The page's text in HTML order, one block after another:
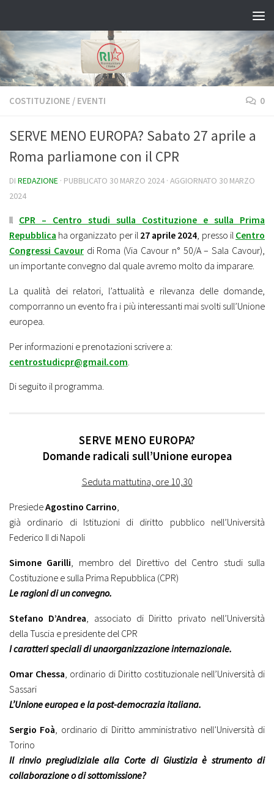
COSTITUZIONE / EVENTI 0
SERVE MENO EUROPA? Sabato 27 aprile a
Roma parliamone con il CPR
DI REDAZIONE · PUBBLICATO 30 MARZO 2024 · AGGIORNATO 30 MARZO
2024
Il CPR – Centro studi sulla Costituzione e sulla Prima
Repubblica ha organizzato per il 27 aprile 2024 , presso il Centro
Congressi Cavourdi Roma (Via Cavour n° 50/A – Sala Cavour),
un importante convegno dal quale avremo molto da imparare.
La qualità dei relatori, l’attualità e rilevanza delle domande,
comporranno un evento fra i più interessanti mai svolti sull’Unione
europea.
Per informazioni e prenotazioni scrivere a:
centrostudicpr@gmail.com
Di seguito il programma.
SERVE MENO EUROPA?
Domande radicali sull’Unione europea
Seduta mattutina, ore 10,30
PresiedeAgostino Carrino,
già ordinario di Istituzioni di diritto pubblico nell’Università
Federico II di Napoli
Simone Garilli, membro del Direttivo del Centro studi sulla
Costituzione e sulla Prima Repubblica (CPR)
Le ragioni di un convegno.
Stefano D’Andrea, associato di Diritto privato nell’Università
della Tuscia e presidente del CPR
I caratteri speciali di unaorganizzazione internazionale.
Omar Chessa , ordinario di Diritto costituzionale nell’Università di
Sassari
L’Unione europea e la post-democrazia italiana.
Sergio Foà , ordinario di Diritto amministrativo nell’Università di
Torino
Il rinvio pregiudiziale alla Corte di Giustizia è strumento di
collaborazione o di sottomissione?